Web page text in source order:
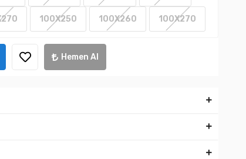
100X250 100X260 100X270
Hemen Al